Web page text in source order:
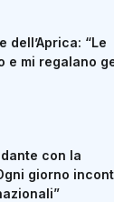
dell’Aprica: “Le
e mi regalano
con la
giorno